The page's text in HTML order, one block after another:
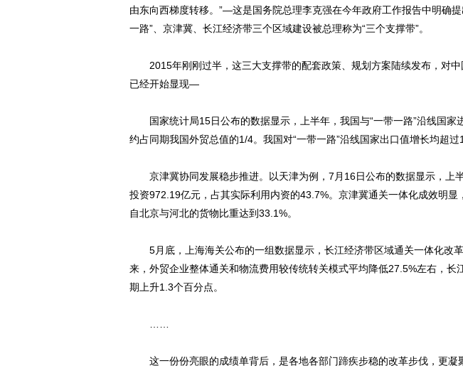
由东向西梯度转移。”—这是国务院总理李克强在今年政府工作报告中明确
一路”、京津冀、长江经济带三个区域建设被总理称为“三个支撑带”。
2015年刚刚过半，这三大支撑带的配套政策、规划方案陆续发布，对中
已经开始显现—
国家统计局15日公布的数据显示，上半年，我国与“一带一路”沿线国家
约占同期我国外贸总值的1/4。我国对“一带一路”沿线国家出口值增长均超过
京津冀协同发展稳步推进。以天津为例，7月16日公布的数据显示，上
投资972.19亿元，占其实际利用内资的43.7%。京津冀通关一体化成效明显
自北京与河北的货物比重达到33.1%。
5月底，上海海关公布的一组数据显示，长江经济带区域通关一体化改
来，外贸企业整体通关和物流费用较传统转关模式平均降低27.5%左右，长
期上升1.3个百分点。
这一份份亮眼的成绩单背后，是各地各部门蹄疾步稳的改革步伐，更凝